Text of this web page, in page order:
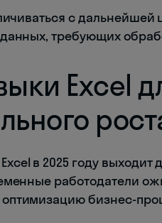
с
требующих
Excel
в 2025 году
работодатели
бизнес-